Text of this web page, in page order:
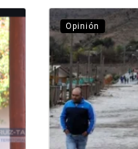
Opinión